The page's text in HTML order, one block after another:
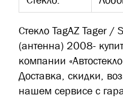
Стекло TagAZ Tager /
(антенна) 2008-
компании
Доставка, скидки,
нашем сервисе с